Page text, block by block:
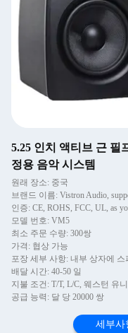
5.25 인치 액티브 근 필
정용 음악 시스템
원래 장소: 중국
브랜드 이름: Vistron Audio,
인증: CE, ROHS, FCC, UL, as
모델 번호: VM5
최소 주문 수량: 300쌍
가격: 협상 가능
포장 세부 사항: 내부 상자에
배달 시간: 40-50 일
지불 조건: T/T, L/C, 웨스턴 유
공급 능력: 달 당 20000 쌍
세부사